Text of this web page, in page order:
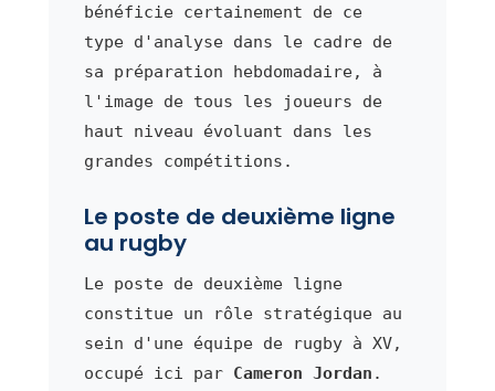
bénéficie certainement de ce
type d'analyse dans le cadre de
sa préparation hebdomadaire, à
l'image de tous les joueurs de
haut niveau évoluant dans les
grandes compétitions.
Le poste de deuxième ligne
au rugby
Le poste de deuxième ligne
constitue un rôle stratégique au
sein d'une équipe de rugby à XV,
occupé ici par Cameron Jordan .